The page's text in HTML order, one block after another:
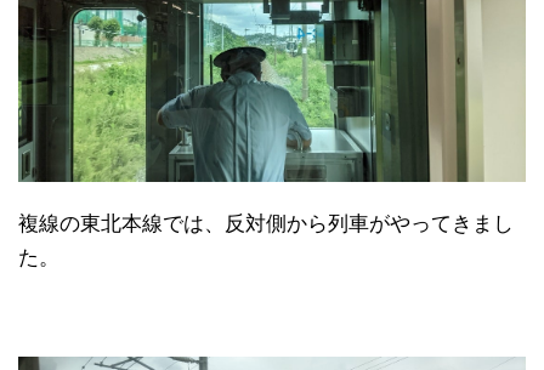
複線の東北本線では、反対側から列車がやってきまし
た。